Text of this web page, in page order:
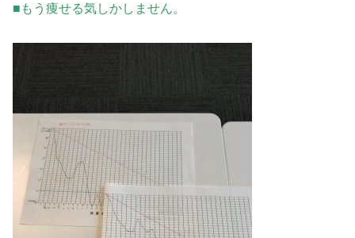
■もう痩せる気しかしません。